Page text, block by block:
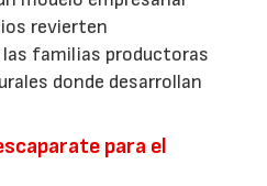
revierten
familias productoras
donde desarrollan
para el